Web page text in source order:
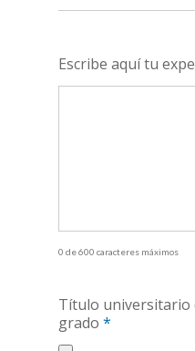
Escribe aquí tu
0 de 600 caracteres máximos
Título universitario
grado *